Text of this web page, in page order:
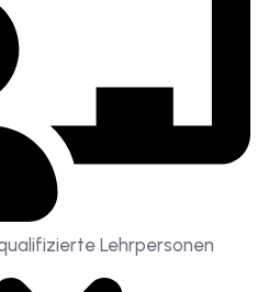
Lehrpersonen